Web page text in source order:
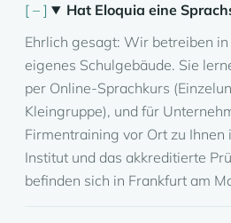
Hat Eloquia eine
Ehrlich gesagt: Wir betreiben
eigenes Schulgebäude. Sie
per Online-Sprachkurs
Kleingruppe), und für
Firmentraining vor Ort zu
Institut und das akkreditierte
befinden sich in Frankfurt am